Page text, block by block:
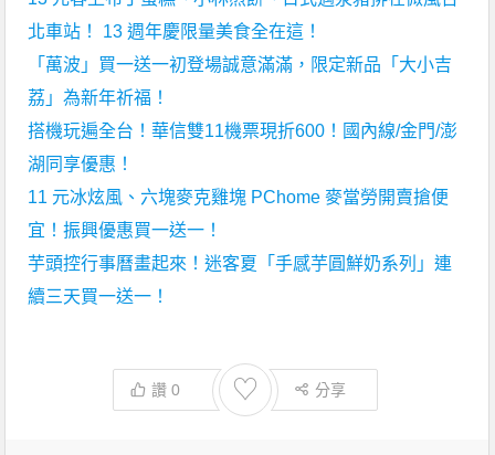
北車站！ 13 週年慶限量美食全在這！
「萬波」買一送一初登場誠意滿滿，限定新品「大小吉
荔」為新年祈福！
搭機玩遍全台！華信雙11機票現折600！國內線/金門/澎
湖同享優惠！
11 元冰炫風、六塊麥克雞塊 PChome 麥當勞開賣搶便
宜！振興優惠買一送一！
芋頭控行事曆畫起來！迷客夏「手感芋圓鮮奶系列」連
續三天買一送一！
讚0 ♡ 分享